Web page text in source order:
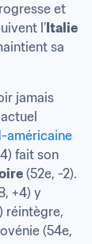
et
l’ Italie
sa
jamais
américaine
fait son
(52e, -2).
+4) y
réintègre,
(54e,